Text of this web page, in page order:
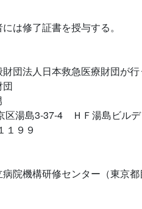
は修了証書を授与する。
団法人日本救急医療財団が行
区湯島3-37-4 ＨＦ湯島ビル
１９９
院機構研修センター（東京都